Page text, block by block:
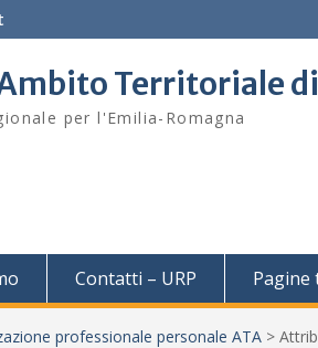
Territoriale
per l'Emilia-Romagna
Contatti – URP Pagine
professionale personale ATA >